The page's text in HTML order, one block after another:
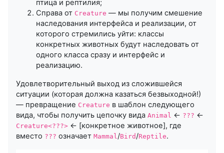
птица и рептилия;
Справа от Creature — мы получим смешение
наследования интерфейса и реализации, от
которого стремились уйти: классы
конкретных животных будут наследовать от
одного класса сразу и интерфейс и
реализацию.
Удовлетворительный выход из сложившейся
ситуации (которая должна казаться безвыходной!)
— превращение Creature в шаблон следующего
вида, чтобы получить цепочку вида Animal ← ??? ←
Creature<???> ← [конкретное животное], где
вместо ??? означает Mammal/Bird /Reptile.